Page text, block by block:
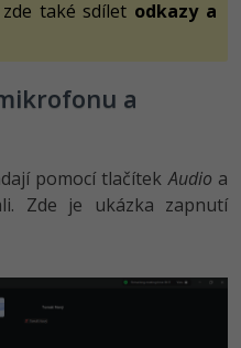
také sdílet odkazy a
a
pomocí tlačítekAudio a
Zde je ukázka zapnutí